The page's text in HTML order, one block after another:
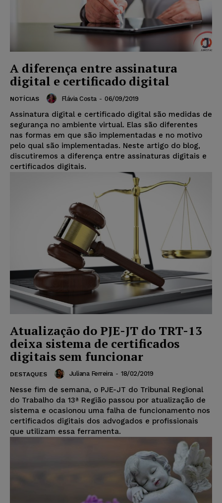
A diferença entre assinatura
digital e certificado digital
NOTÍCIAS Flávia Costa - 06/09/2019
Assinatura digital e certificado digital são medidas de
segurança no ambiente virtual. Elas são diferentes
nas formas em que são implementadas e no motivo
pelo qual são implementadas. Neste artigo do blog,
discutiremos a diferença entre assinaturas digitais e
certificados digitais.
Atualização do PJE-JT do TRT-13
deixa sistema de certificados
digitais sem funcionar
DESTAQUES Juliana Ferreira - 18/02/2019
Nesse fim de semana, o PJE-JT do Tribunal Regional
do Trabalho da 13ª Região passou por atualização de
sistema e ocasionou uma falha de funcionamento nos
certificados digitais dos advogados e profissionais
que utilizam essa ferramenta.